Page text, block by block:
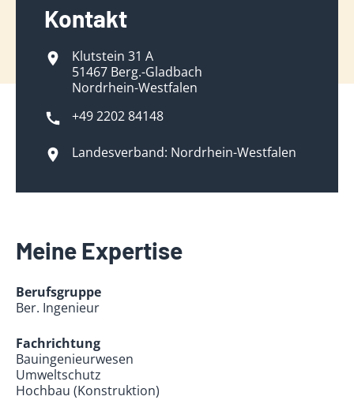
Kontakt
Klutstein 31 A
51467 Berg.-Gladbach
Nordrhein-Westfalen
+49 2202 84148
Landesverband: Nordrhein-Westfalen
Meine Expertise
Berufsgruppe
Ber. Ingenieur
Fachrichtung
Bauingenieurwesen
Umweltschutz
Hochbau (Konstruktion)